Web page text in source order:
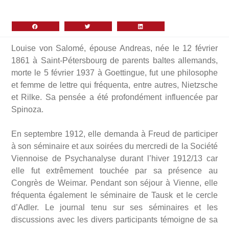
Louise von Salomé, épouse Andreas, née le 12 février
1861 à Saint-Pétersbourg de parents baltes allemands,
morte le 5 février 1937 à Goettingue, fut une philosophe
et femme de lettre qui fréquenta, entre autres, Nietzsche
et Rilke. Sa pensée a été profondément influencée par
Spinoza.
En septembre 1912, elle demanda à Freud de participer
à son séminaire et aux soirées du mercredi de la Société
Viennoise de Psychanalyse durant l’hiver 1912/13 car
elle fut extrêmement touchée par sa présence au
Congrès de Weimar. Pendant son séjour à Vienne, elle
fréquenta également le séminaire de Tausk et le cercle
d’Adler. Le journal tenu sur ses séminaires et les
discussions avec les divers participants témoigne de sa